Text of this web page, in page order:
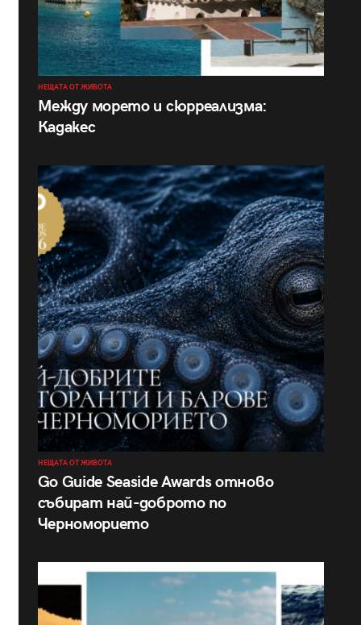
НЕЩАТА ОТ ЖИВОТА
Между морето и сюрреализма:
Кадакес
НЕЩАТА ОТ ЖИВОТА
Go Guide Seaside Awards отново
събират най-доброто по
Черноморието